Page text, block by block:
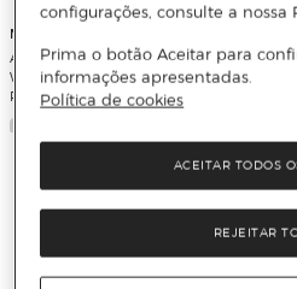
Miele
Acessório de Limpeza Miele GP CL
WG 252 P para Máquinas de Lavar
Roupa e Loiça
configurações, consulte a nossa
Prima o botão Aceitar para
informações apresentadas.
Política de cookies
REJEITAR
ACEITAR TODOS